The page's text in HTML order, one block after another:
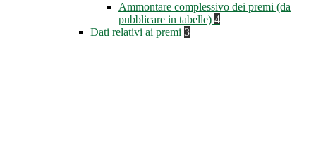
Ammontare complessivo dei premi (da
pubblicare in tabelle) 4
Dati relativi ai premi 3